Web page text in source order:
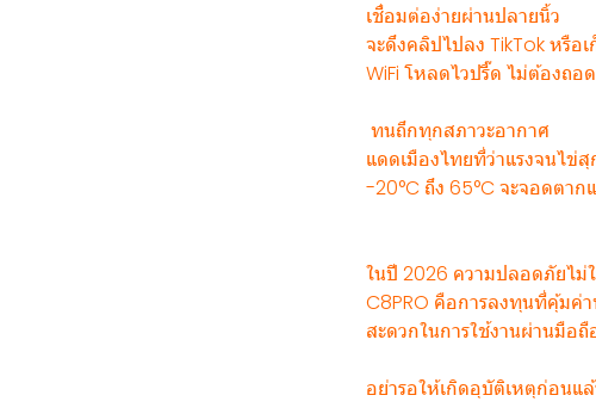
เชื่อมต่อง่ายผ่านปลายนิ้ว
จะดึงคลิปไปลง TikTok หรื
WiFi โหลดไวปรี๊ด ไม่ต้องถอ
️ ทนถึกทุกสภาวะอากาศ
แดดเมืองไทยที่ว่าแรงจนไข่
-20°C ถึง 65°C จะจอดตา
ในปี 2026 ความปลอดภัยไม่
C8PRO คือการลงทุนที่คุ้มค่
สะดวกในการใช้งานผ่านมือถื
อย่ารอให้เกิดอุบัติเหตุก่อน